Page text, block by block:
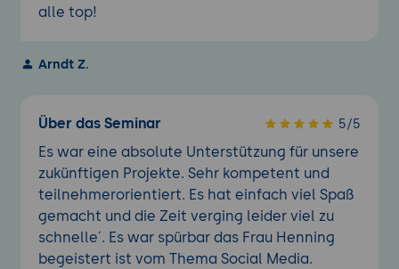
alle top!
Arndt Z.
Über das Seminar 5/5
Es war eine absolute Unterstützung für unsere
zukünftigen Projekte. Sehr kompetent und
teilnehmerorientiert. Es hat einfach viel Spaß
gemacht und die Zeit verging leider viel zu
schnelle´. Es war spürbar das Frau Henning
begeistert ist vom Thema Social Media.